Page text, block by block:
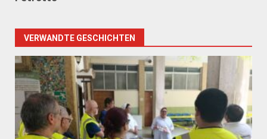
VERWANDTE GESCHICHTEN